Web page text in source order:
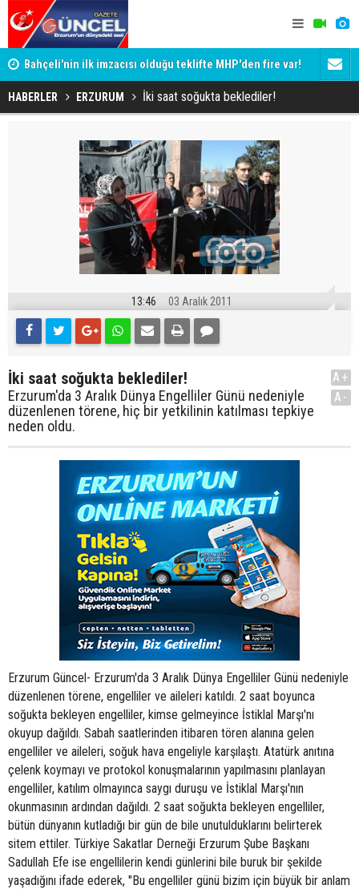
Bahçeli'nin ilk imzacısı olduğu teklifte MHP'den fire var!
İşte imzalamayan o isim
Siyaset-
HABERLER ERZURUM İki saat soğukta beklediler!
13:46 03 Aralık 2011
İki saat soğukta beklediler!
Erzurum'da 3 Aralık Dünya Engelliler Günü nedeniyle
düzenlenen törene, hiç bir yetkilinin katılması tepkiye
neden oldu.
A+
A-
Erzurum Güncel- Erzurum'da 3 Aralık Dünya Engelliler Günü nedeniyle
düzenlenen törene, engelliler ve aileleri katıldı. 2 saat boyunca
soğukta bekleyen engelliler, kimse gelmeyince İstiklal Marşı'nı
okuyup dağıldı. Sabah saatlerinden itibaren tören alanına gelen
engelliler ve aileleri, soğuk hava engeliyle karşılaştı. Atatürk anıtına
çelenk koymayı ve protokol konuşmalarının yapılmasını planlayan
engelliler, katılım olmayınca saygı duruşu ve İstiklal Marşı'nın
okunmasının ardından dağıldı. 2 saat soğukta bekleyen engelliler,
bütün dünyanın kutladığı bir gün de bile unutulduklarını belirterek
sitem ettiler. Türkiye Sakatlar Derneği Erzurum Şube Başkanı
Sadullah Efe ise engellilerin kendi günlerini bile buruk bir şekilde
yaşadığını ifade ederek, "Bu engelliler günü bizim için büyük bir anlam